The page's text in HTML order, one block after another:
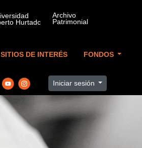
SITIOS DE INTERÉS FONDOS
Iniciar sesión